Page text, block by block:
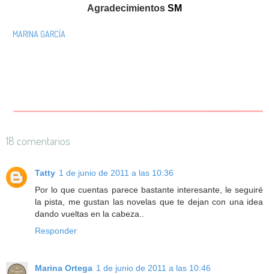
Agradecimientos SM
MARINA GARCÍA
18 comentarios
Tatty 1 de junio de 2011 a las 10:36
Por lo que cuentas parece bastante interesante, le seguiré
la pista, me gustan las novelas que te dejan con una idea
dando vueltas en la cabeza..
Responder
Marina Ortega 1 de junio de 2011 a las 10:46